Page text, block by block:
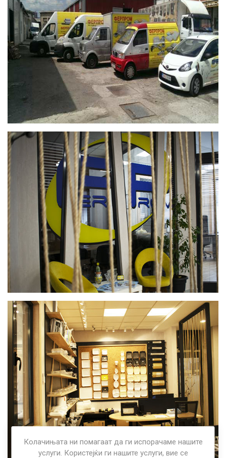
Колачињата ни помагаат да ги испорачаме нашите
услуги. Користејќи ги нашите услуги, вие се